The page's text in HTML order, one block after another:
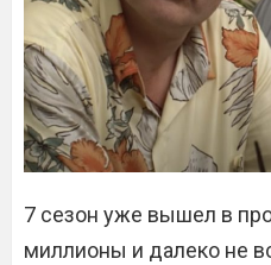
7 сезон уже вышел в
миллионы и далеко не